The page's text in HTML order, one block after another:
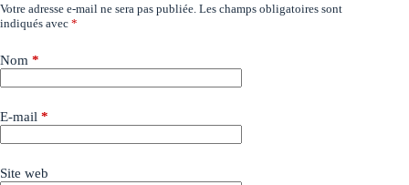
Votre adresse e-mail ne sera pas publiée. Les champs obligatoires sont
indiqués avec *
Nom *
E-mail *
Site web